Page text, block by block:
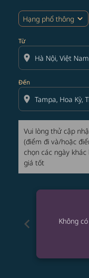
Hạng phổ thông expand_more
Từ
location_on
Đến
location_on
Vui lòng thử cập
(điểm đi và/hoặc
chọn các ngày
giá tốt
chevron_left
Không